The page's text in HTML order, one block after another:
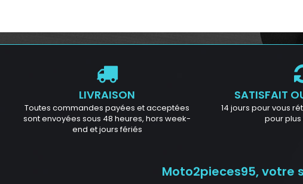
LIVRAISON
Toutes commandes payées et acceptées
sont envoyées sous 48 heures, hors week-
end et jours fériés
SATISFAIT
14 jours pour vous
pour
Moto2pieces95, votre